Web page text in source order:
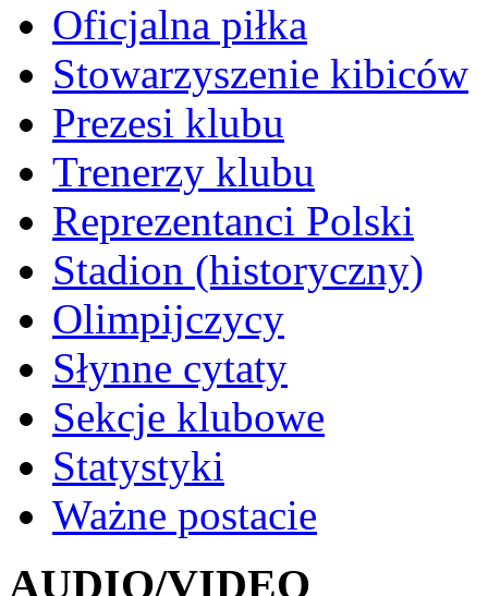
Oficjalna piłka
Stowarzyszenie kibiców
Prezesi klubu
Trenerzy klubu
Reprezentanci Polski
Stadion (historyczny)
Olimpijczycy
Słynne cytaty
Sekcje klubowe
Statystyki
Ważne postacie
AUDIO/VIDEO